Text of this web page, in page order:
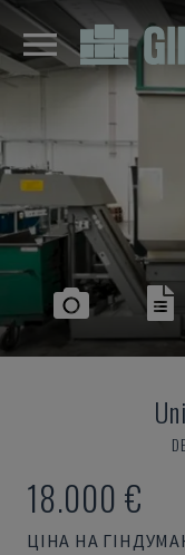
18.000 €
ЦІНА НА